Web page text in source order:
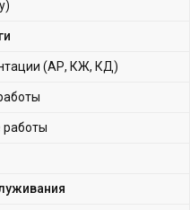
(АР, КЖ, КД)
работы